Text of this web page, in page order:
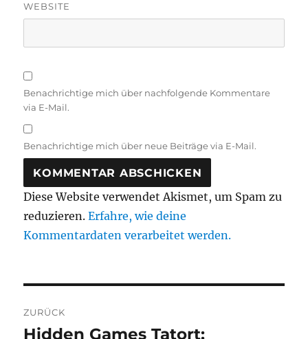
WEBSITE
Benachrichtige mich über nachfolgende Kommentare
via E-Mail.
Benachrichtige mich über neue Beiträge via E-Mail.
Diese Website verwendet Akismet, um Spam zu
reduzieren.Erfahre, wie deine
Kommentardaten verarbeitet werden.
ZURÜCK
Vorheriger
Hidden Games Tatort: